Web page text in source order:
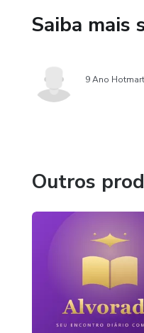
Saiba mais
9 Ano
Outros